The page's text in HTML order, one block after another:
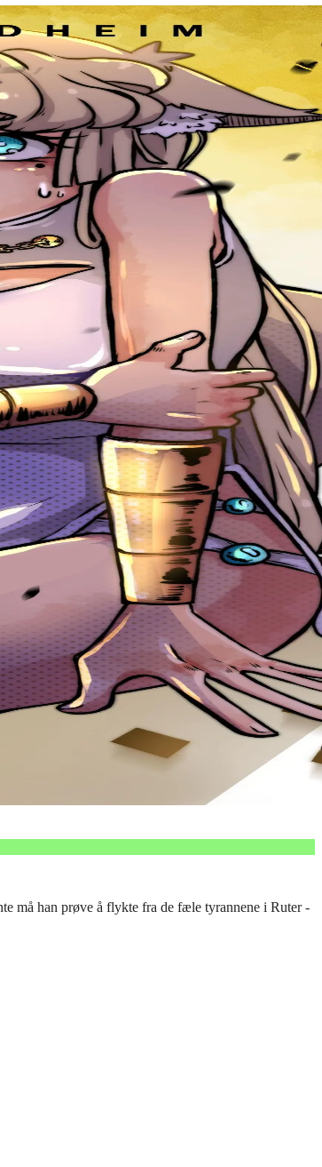
må han prøve å flykte fra de fæle tyrannene i Ruter -